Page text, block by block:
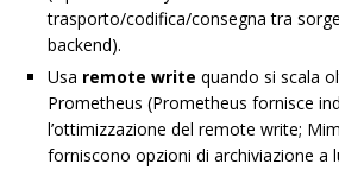
trasporto/codifica/consegna tra
backend).
Usa remote write quando si scala
Prometheus (Prometheus fornisce
l’ottimizzazione del remote write;
forniscono opzioni di archiviazione a